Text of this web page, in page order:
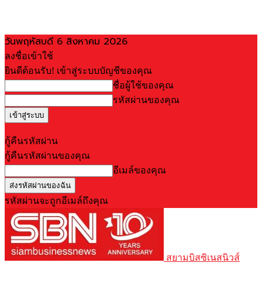
วันพฤหัสบดี 6 สิงหาคม 2026
ลงชื่อเข้าใช้
ยินดีต้อนรับ! เข้าสู่ระบบบัญชีของคุณ
ชื่อผู้ใช้ของคุณ
รหัสผ่านของคุณ
กู้คืนรหัสผ่าน
กู้คืนรหัสผ่านของคุณ
อีเมล์ของคุณ
รหัสผ่านจะถูกอีเมล์ถึงคุณ
สยามบิสซิเนสนิวส์